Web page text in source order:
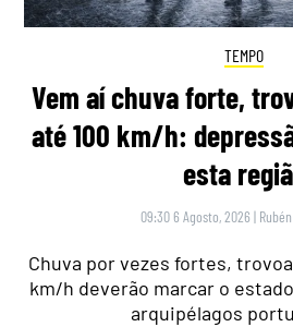
TEMPO
Vem aí chuva forte,
até 100 km/h:
esta
09:30 6 Agosto, 2026 |
Chuva por vezes fortes,
km/h deverão marcar o
arquipélagos